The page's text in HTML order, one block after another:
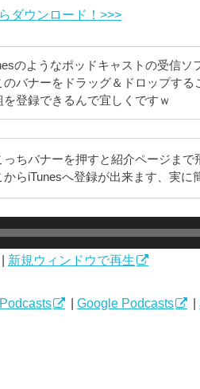
ダウンロード！>>>
のようなポッドキャストの受信ソ
バナーをドラッグ＆ドロップする
を登録できるんで宜しくですｗ
ちバナーを押すと紹介ページまで
からiTunesへ登録が出来ます、実に
| 新規ウィンドウで再生
| Google Podcasts |